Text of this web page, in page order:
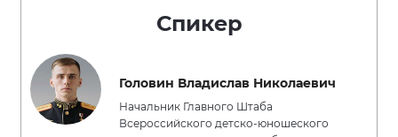
Спикер
Головин Владислав Николаевич
Начальник Главного Штаба
Всероссийского детско-юношеского